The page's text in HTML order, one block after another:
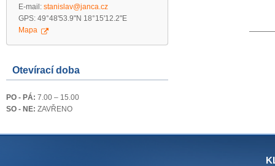
E-mail: stanislav@janca.cz
GPS: 49°48'53.9"N 18°15'12.2"E
Mapa
Otevírací doba
PO - PÁ: 7.00 – 15.00
SO - NE: ZAVŘENO